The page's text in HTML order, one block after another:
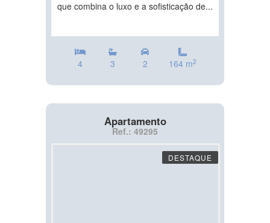
que combina o luxo e a sofisticação de...
4 3 2 164 m2
Apartamento
Ref.: 49295
DESTAQUE